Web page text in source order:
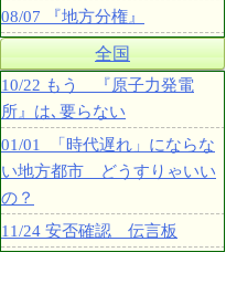
08/07 『地方分権』
全国
10/22 もう 『原子力発電
所』は､要らない
01/01 「時代遅れ」にならな
い地方都市 どうすりゃいい
の？
11/24 安否確認 伝言板